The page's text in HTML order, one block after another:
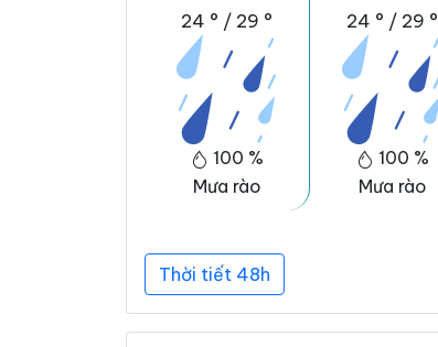
24 ° / 29 °
100 %
Mưa rào
24 ° / 29 °
100 %
Mưa rào
Thời tiết 48h